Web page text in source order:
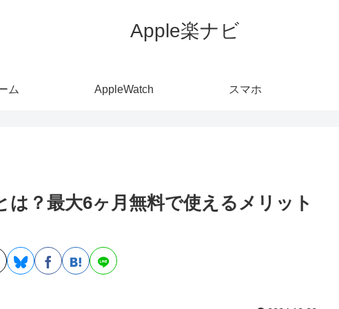
Apple楽ナビ
ム AppleWatch スマホ
？最大6ヶ月無料で使えるメリット